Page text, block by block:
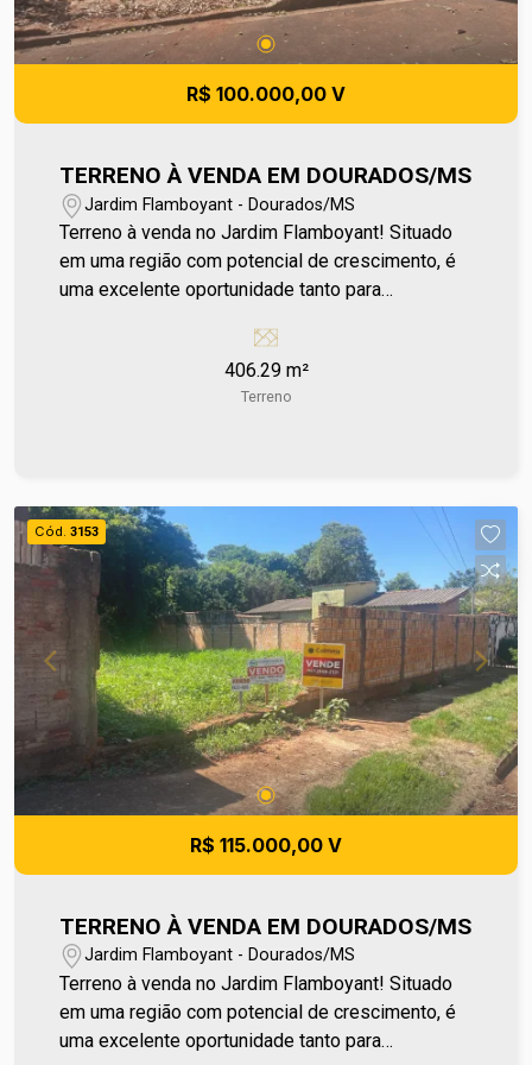
R$ 100.000,00 V
TERRENO À VENDA EM DOURADOS/MS
Jardim Flamboyant - Dourados/MS
Terreno à venda no Jardim Flamboyant! Situado
em uma região com potencial de crescimento, é
uma excelente oportunidade tanto para
acompanhando a valorização da área ao longo do
tempo. Localizado próximo ao Córrego Paragem
e características que favorecem diferentes
2121 ou fale diretamente com nosso Plantão de
Vendas pelo número 67 99255-6175.
406.29 m²
Terreno
Cód. 3153
R$ 115.000,00 V
TERRENO À VENDA EM DOURADOS/MS
Jardim Flamboyant - Dourados/MS
Terreno à venda no Jardim Flamboyant! Situado
em uma região com potencial de crescimento, é
uma excelente oportunidade tanto para